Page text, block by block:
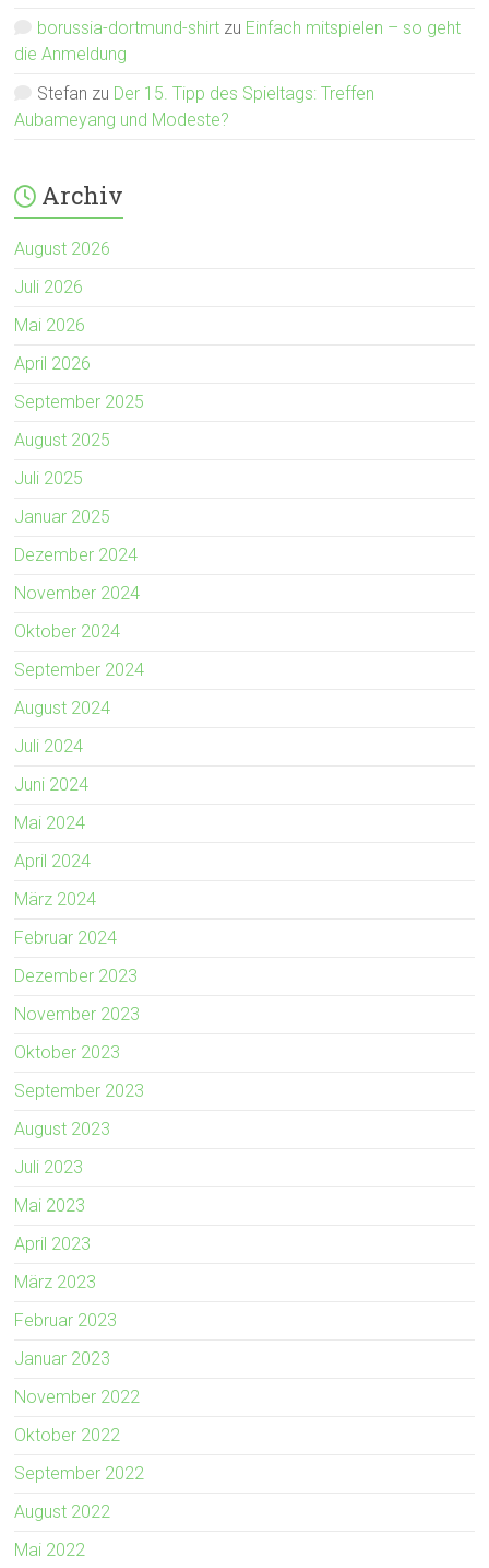
borussia-dortmund-shirt zu Einfach mitspielen – so geht
die Anmeldung
Stefan zu Der 15. Tipp des Spieltags: Treffen
Aubameyang und Modeste?
Archiv
August 2026
Juli 2026
Mai 2026
April 2026
September 2025
August 2025
Juli 2025
Januar 2025
Dezember 2024
November 2024
Oktober 2024
September 2024
August 2024
Juli 2024
Juni 2024
Mai 2024
April 2024
März 2024
Februar 2024
Dezember 2023
November 2023
Oktober 2023
September 2023
August 2023
Juli 2023
Mai 2023
April 2023
März 2023
Februar 2023
Januar 2023
November 2022
Oktober 2022
September 2022
August 2022
Mai 2022